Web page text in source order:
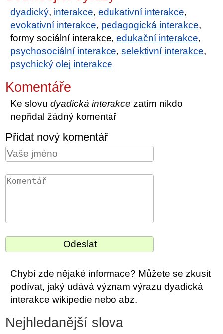
dyadický, interakce,edukativní interakce,
evokativní interakce, pedagogická interakce,
formy sociální interakce,edukační interakce,
psychosociální interakce,selektivní interakce,
psychický olej interakce
Komentáře
Ke slovudyadická interakce zatím nikdo
nepřidal žádný komentář
Přidat nový komentář
Chybí zde nějaké informace? Můžete se zkusit
podívat, jaký udává význam výrazu dyadická
interakce wikipedie nebo abz.
Nejhledanější slova